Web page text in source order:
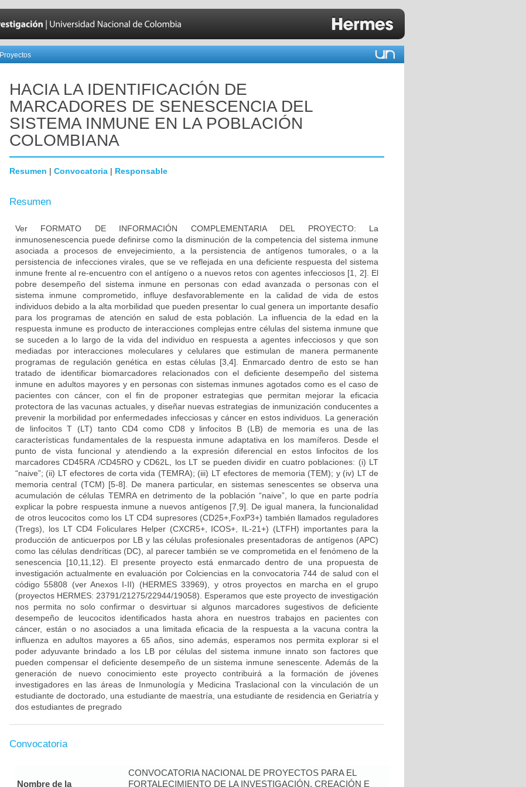
Proyectos
HACIA LA IDENTIFICACIÓN DE
MARCADORES DE SENESCENCIA DEL
SISTEMA INMUNE EN LA POBLACIÓN
COLOMBIANA
Resumen | Convocatoria | Responsable
Resumen
Ver FORMATO DE INFORMACIÓN COMPLEMENTARIA DEL PROYECTO: La
inmunosenescencia puede definirse como la disminución de la competencia del sistema inmune
asociada a procesos de envejecimiento, a la persistencia de antígenos tumorales, o a la
persistencia de infecciones virales, que se ve reflejada en una deficiente respuesta del sistema
inmune frente al re-encuentro con el antígeno o a nuevos retos con agentes infecciosos [1, 2]. El
pobre desempeño del sistema inmune en personas con edad avanzada o personas con el
sistema inmune comprometido, influye desfavorablemente en la calidad de vida de estos
individuos debido a la alta morbilidad que pueden presentar lo cual genera un importante desafío
para los programas de atención en salud de esta población. La influencia de la edad en la
respuesta inmune es producto de interacciones complejas entre células del sistema inmune que
se suceden a lo largo de la vida del individuo en respuesta a agentes infecciosos y que son
mediadas por interacciones moleculares y celulares que estimulan de manera permanente
programas de regulación genética en estas células [3,4]. Enmarcado dentro de esto se han
tratado de identificar biomarcadores relacionados con el deficiente desempeño del sistema
inmune en adultos mayores y en personas con sistemas inmunes agotados como es el caso de
pacientes con cáncer, con el fin de proponer estrategias que permitan mejorar la eficacia
protectora de las vacunas actuales, y diseñar nuevas estrategias de inmunización conducentes a
prevenir la morbilidad por enfermedades infecciosas y cáncer en estos individuos. La generación
de linfocitos T (LT) tanto CD4 como CD8 y linfocitos B (LB) de memoria es una de las
características fundamentales de la respuesta inmune adaptativa en los mamíferos. Desde el
punto de vista funcional y atendiendo a la expresión diferencial en estos linfocitos de los
marcadores CD45RA /CD45RO y CD62L, los LT se pueden dividir en cuatro poblaciones: (i) LT
“naive”; (ii) LT efectores de corta vida (TEMRA); (iii) LT efectores de memoria (TEM); y (iv) LT de
memoria central (TCM) [5-8]. De manera particular, en sistemas senescentes se observa una
acumulación de células TEMRA en detrimento de la población “naive”, lo que en parte podría
explicar la pobre respuesta inmune a nuevos antígenos [7,9]. De igual manera, la funcionalidad
de otros leucocitos como los LT CD4 supresores (CD25+,FoxP3+) también llamados reguladores
(Tregs), los LT CD4 Foliculares Helper (CXCR5+, ICOS+, IL-21+) (LTFH) importantes para la
producción de anticuerpos por LB y las células profesionales presentadoras de antígenos (APC)
como las células dendríticas (DC), al parecer también se ve comprometida en el fenómeno de la
senescencia [10,11,12). El presente proyecto está enmarcado dentro de una propuesta de
investigación actualmente en evaluación por Colciencias en la convocatoria 744 de salud con el
código 55808 (ver Anexos I-II) (HERMES 33969), y otros proyectos en marcha en el grupo
(proyectos HERMES: 23791/21275/22944/19058). Esperamos que este proyecto de investigación
nos permita no solo confirmar o desvirtuar si algunos marcadores sugestivos de deficiente
desempeño de leucocitos identificados hasta ahora en nuestros trabajos en pacientes con
cáncer, están o no asociados a una limitada eficacia de la respuesta a la vacuna contra la
influenza en adultos mayores a 65 años, sino además, esperamos nos permita explorar si el
poder adyuvante brindado a los LB por células del sistema inmune innato son factores que
pueden compensar el deficiente desempeño de un sistema inmune senescente. Además de la
generación de nuevo conocimiento este proyecto contribuirá a la formación de jóvenes
investigadores en las áreas de Inmunología y Medicina Traslacional con la vinculación de un
estudiante de doctorado, una estudiante de maestría, una estudiante de residencia en Geriatría y
dos estudiantes de pregrado
Convocatoria
Nombre de la
CONVOCATORIA NACIONAL DE PROYECTOS PARA EL
FORTALECIMIENTO DE LA INVESTIGACIÓN, CREACIÓN E